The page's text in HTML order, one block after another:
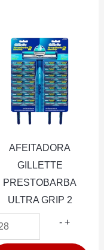
AFEITADORA
GILLETTE
PRESTOBARBA
ULTRA GRIP 2
- +